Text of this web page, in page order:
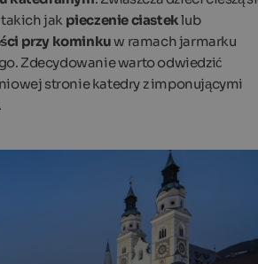
takich jak pieczenie ciasteklub
przy kominkuw ramach jarmarku
Zdecydowanie warto odwiedzić
stronie katedry z imponującymi